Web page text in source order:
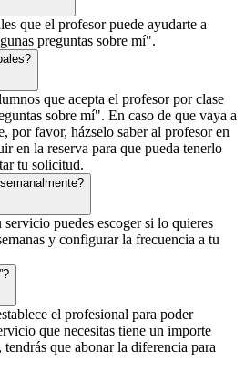
que el profesor puede ayudarte a
preguntas sobre mí".
que acepta el profesor por clase
sobre mí". En caso de que vaya a
por favor, házselo saber al profesor en
en la reserva para que pueda tenerlo
tu solicitud.
puedes escoger si lo quieres
y configurar la frecuencia a tu
el profesional para poder
que necesitas tiene un importe
que abonar la diferencia para